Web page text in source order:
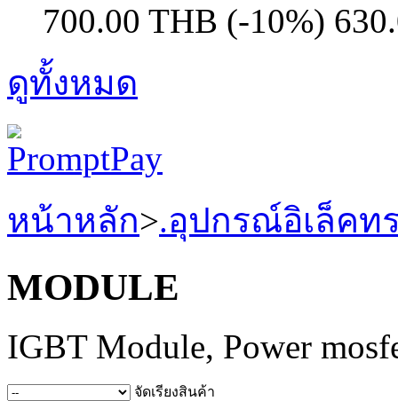
700.00 THB (-10%)
ดูทั้งหมด
หน้าหลัก>.อุปกรณ์อิเล็คท
MODULE
IGBT Module, Power
จัดเรียงสินค้า